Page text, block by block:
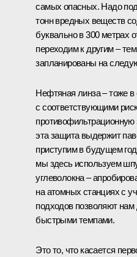
самых опасных. Надо
тонн вредных веществ
буквально в 300 метрах
переходим к другим –
запланированы на
Нефтяная линза – тоже
с соответствующими
противофильтрационную
эта защита выдержит
приступим в будущем
мы здесь используем
углеволокна –
на атомных станциях с
подходов позволяют нам
быстрыми темпами.
Это то, что касается